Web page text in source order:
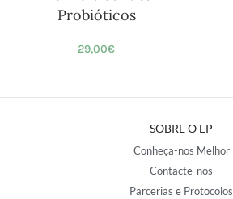
Probióticos
29,00€
SOBRE O EP
Conheça-nos Melhor
Contacte-nos
Parcerias e Protocolos